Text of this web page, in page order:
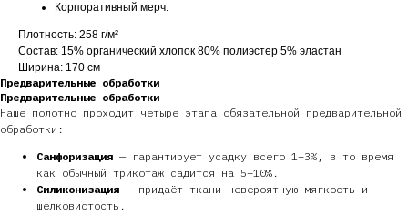
Корпоративный мерч.
Плотность: 258 г/м²
Состав: 15% органический хлопок 80% полиэстер 5% эластан
Ширина: 170 см
Предварительные обработки
Предварительные обработки
Наше полотно проходит четыре этапа обязательной предварительной
обработки:
Санфоризация — гарантирует усадку всего 1–3%, в то время
как обычный трикотаж садится на 5–10%.
Силиконизация — придаёт ткани невероятную мягкость и
шелковистость.